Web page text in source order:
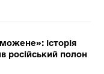
історія
російський полон